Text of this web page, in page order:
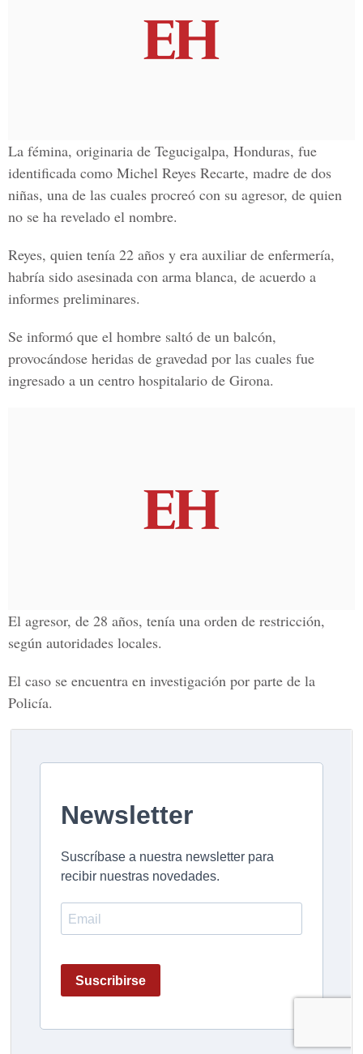
La fémina, originaria de Tegucigalpa, Honduras, fue
identificada como Michel Reyes Recarte, madre de dos
niñas, una de las cuales procreó con su agresor, de quien
no se ha revelado el nombre.
Reyes, quien tenía 22 años y era auxiliar de enfermería,
habría sido asesinada con arma blanca, de acuerdo a
informes preliminares.
Se informó que el hombre saltó de un balcón,
provocándose heridas de gravedad por las cuales fue
ingresado a un centro hospitalario de Girona.
El agresor, de 28 años, tenía una orden de restricción,
según autoridades locales.
El caso se encuentra en investigación por parte de la
Policía.